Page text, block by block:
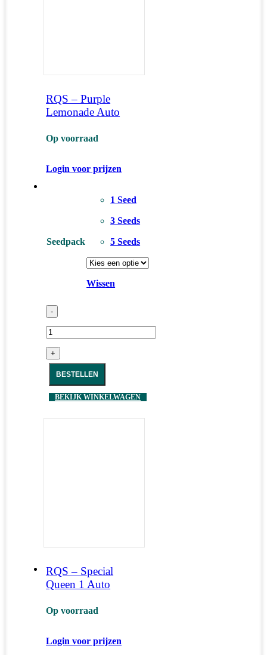
RQS – Purple
Lemonade Auto
Op voorraad
Login voor prijzen
Seedpack
1 Seed
3 Seeds
5 Seeds
Wissen
-
+
BESTELLEN
BEKIJK WINKELWAGEN
RQS – Special
Queen 1 Auto
Op voorraad
Login voor prijzen